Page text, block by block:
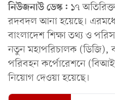
নিউজনাউ ডেস্ক: ১৭
রদবদল আনা হয়েছে। এরমধ্যে
বাংলাদেশ শিক্ষা তথ্য ও
নতুন মহাপরিচালক (ডিজি),
পরিবহন কর্পোরেশনে
নিয়োগ দেওয়া হয়েছে।